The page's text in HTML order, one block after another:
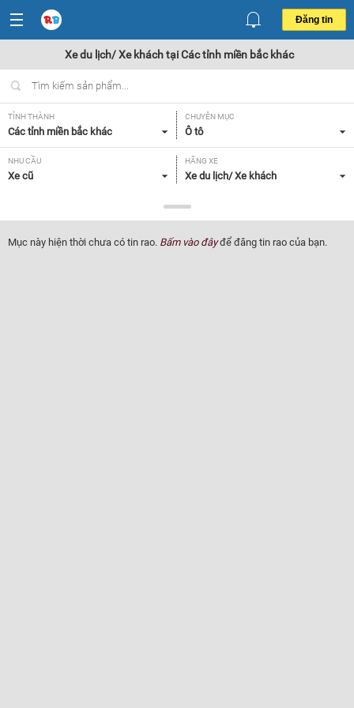
Đăng tin
Xe du lịch/ Xe khách tại Các tỉnh miền bắc khác
TỈNH THÀNH
Các tỉnh miền bắc khác
CHUYÊN MỤC
Ô tô
NHU CẦU
Xe cũ
HÃNG XE
Xe du lịch/ Xe khách
Tất cả
NĂM SẢN XUẤT
Tất cả
GIÁ XE XUẤT XỨ
Mục này hiện thời chưa có tin rao. Bấm vào đâyđể đăng tin rao của bạn.